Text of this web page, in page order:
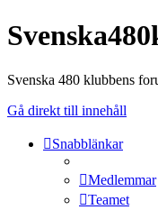
Svenska 480 klubbens
Gå direkt till innehåll
Snabblänkar
Medlemmar
Teamet